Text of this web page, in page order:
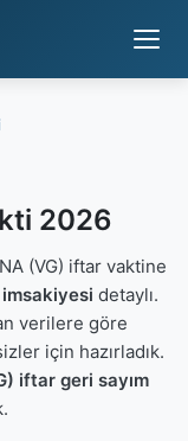
2026
(VG) iftar vaktine
imsakiyesi detaylı.
verilere göre
için hazırladık.
iftar geri sayım